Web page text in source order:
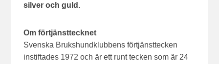
silver och guld.
Om förtjänsttecknet
Svenska Brukshundklubbens förtjänsttecken
instiftades 1972 och är ett runt tecken som är 24